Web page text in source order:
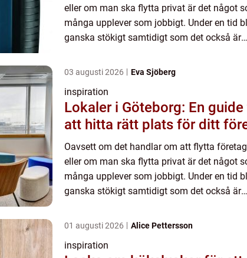
eller om man ska flytta privat är det något
många upplever som jobbigt. Under en tid
ganska stökigt samtidigt som det också är
så lång tid på ...
03 augusti 2026 Eva Sjöberg
inspiration
Lokaler i Göteborg: En guide
att hitta rätt plats för ditt
Oavsett om det handlar om att flytta
eller om man ska flytta privat är det något
många upplever som jobbigt. Under en tid
ganska stökigt samtidigt som det också är
så lång tid på ...
01 augusti 2026 Alice Pettersson
inspiration